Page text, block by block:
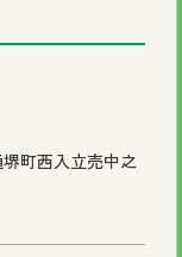
町西入立売中之